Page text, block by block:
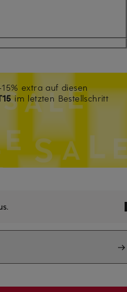
extra auf diesen
im letzten Bestellschritt
.